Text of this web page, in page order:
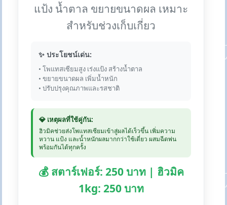
แป้ง น้ำตาล ขยายขนาดผล เหมาะ
สำหรับช่วงเก็บเกี่ยว
✨ ประโยชน์เด่น:
• โพแทสเซียมสูง เร่งแป้ง สร้างน้ำตาล
• ขยายขนาดผล เพิ่มน้ำหนัก
• ปรับปรุงคุณภาพและรสชาติ
💎 เหตุผลที่ใช้คู่กัน:
ฮิวมิคช่วยส่งโพแทสเซียมเข้าสู่ผลได้เร็วขึ้น เพิ่มความ
หวาน แป้ง และน้ำหนักผลมากกว่าใช้เดี่ยว ผสมฉีดพ่น
พร้อมกันได้ทุกครั้ง
💰 สตาร์เฟอร์: 250 บาท | ฮิวมิค
1kg: 250 บาท